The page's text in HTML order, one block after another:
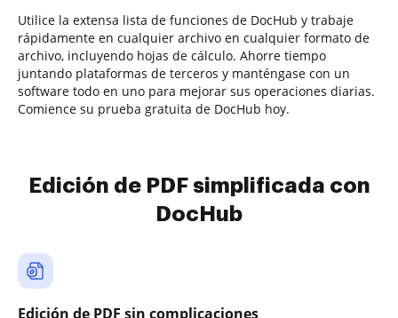
Utilice la extensa lista de funciones de DocHub y trabaje
rápidamente en cualquier archivo en cualquier formato de
archivo, incluyendo hojas de cálculo. Ahorre tiempo
juntando plataformas de terceros y manténgase con un
software todo en uno para mejorar sus operaciones diarias.
Comience su prueba gratuita de DocHub hoy.
Edición de PDF simplificada con
DocHub
Edición de PDF sin complicaciones